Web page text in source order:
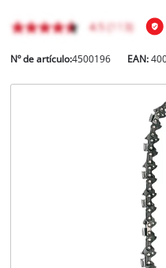
Nº de artículo:4500196 EAN: